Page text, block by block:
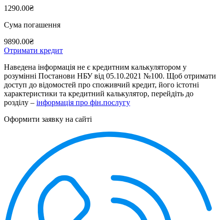
1290.00₴
Сума погашення
9890.00₴
Отримати кредит
Наведена інформація не є кредитним калькулятором у
розумінні Постанови НБУ від 05.10.2021 №100. Щоб отримати
доступ до відомостей про споживчий кредит, його істотні
характеристики та кредитний калькулятор, перейдіть до
розділу – інформація про фін.послугу
Оформити заявку на сайті